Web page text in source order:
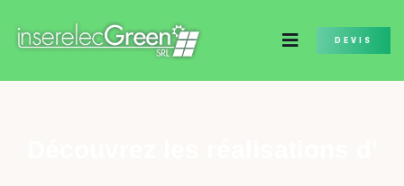
DEVIS